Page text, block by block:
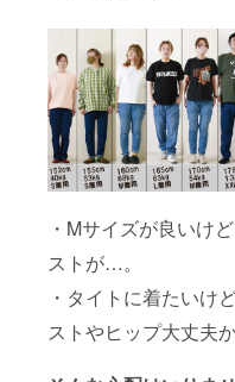
・Mサイズが良いけ
ストが…。
・タイトに着たいけ
ストやヒップ大丈夫